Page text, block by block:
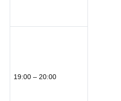
19:00 – 20:00